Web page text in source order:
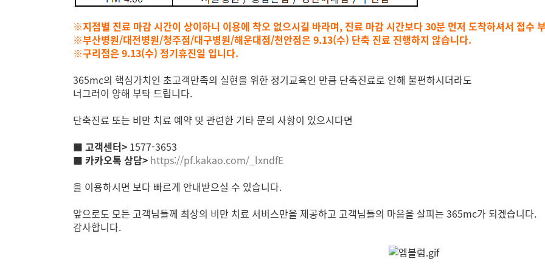
※지점별 진료 마감 시간이 상이하니 이용에 착오 없으시길 바라며, 진료 마감 시간보다 30분 먼저 도착하셔서 접수
※부산병원/대전병원/청주점/대구병원/해운대점/천안점은 9.13(수) 단축 진료 진행하지 않습니다.
※구리점은 9.13(수) 정기휴진일 입니다.
365mc의 핵심가치인 초고객만족의 실현을 위한 정기교육인 만큼 단축진료로 인해 불편하시더라도
너그러이 양해 부탁 드립니다.
단축진료 또는 비만 치료 예약 및 관련한 기타 문의 사항이 있으시다면
■ 고객센터> 1577-3653
■ 카카오톡 상담> https://pf.kakao.com/_lxndfE
을 이용하시면 보다 빠르게 안내받으실 수 있습니다.
앞으로도 모든 고객님들께 최상의 비만 치료 서비스만을 제공하고 고객님들의 마음을 살피는 365mc가 되겠습니다.
감사합니다.